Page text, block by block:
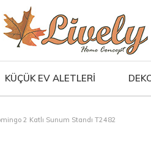
KÜÇÜK EV ALETLERİ
2 Katlı Sunum Standı T2482